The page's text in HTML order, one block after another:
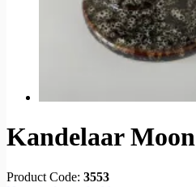
Kandelaar Moon
Product Code: 3553